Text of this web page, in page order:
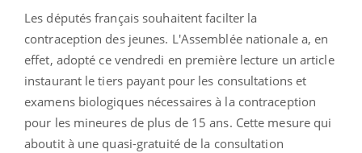
Les députés français souhaitent facilter la
contraception des jeunes. L'Assemblée nationale a, en
effet, adopté ce vendredi en première lecture un article
instaurant le tiers payant pour les consultations et
examens biologiques nécessaires à la contraception
pour les mineures de plus de 15 ans. Cette mesure qui
aboutit à une quasi-gratuité de la consultation